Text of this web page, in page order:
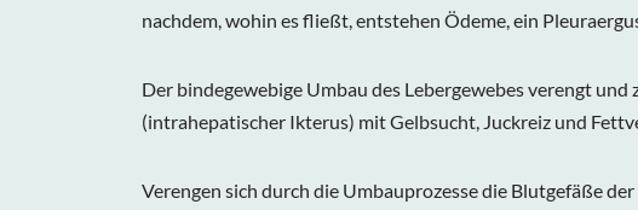
nachdem, wohin es fließt, entstehen Ödeme, ein
Der bindegewebige Umbau des Lebergewebes verengt
(intrahepatischer Ikterus) mit Gelbsucht, Juckreiz und
Verengen sich durch die Umbauprozesse die Blutgefäße